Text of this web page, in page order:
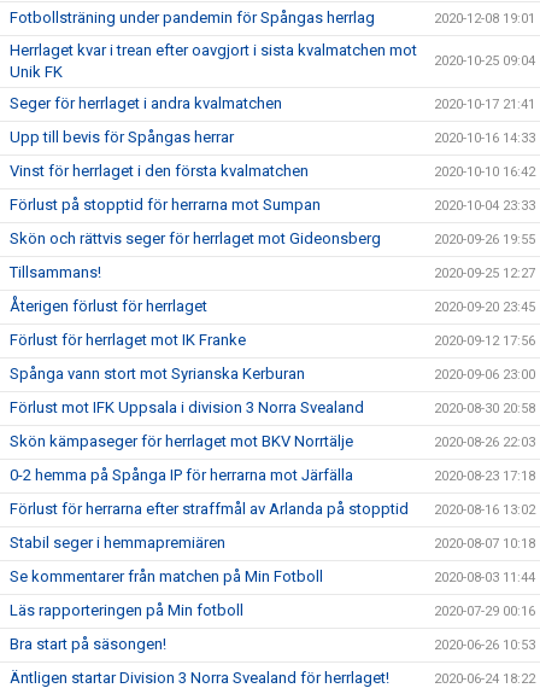
Fotbollsträning under pandemin för Spångas herrlag 2020-12-08 19:01
Herrlaget kvar i trean efter oavgjort i sista kvalmatchen mot
Unik FK
2020-10-25 09:04
Seger för herrlaget i andra kvalmatchen 2020-10-17 21:41
Upp till bevis för Spångas herrar 2020-10-16 14:33
Vinst för herrlaget i den första kvalmatchen 2020-10-10 16:42
Förlust på stopptid för herrarna mot Sumpan 2020-10-04 23:33
Skön och rättvis seger för herrlaget mot Gideonsberg 2020-09-26 19:55
Tillsammans! 2020-09-25 12:27
Återigen förlust för herrlaget 2020-09-20 23:45
Förlust för herrlaget mot IK Franke 2020-09-12 17:56
Spånga vann stort mot Syrianska Kerburan 2020-09-06 23:00
Förlust mot IFK Uppsala i division 3 Norra Svealand 2020-08-30 20:58
Skön kämpaseger för herrlaget mot BKV Norrtälje 2020-08-26 22:03
0-2 hemma på Spånga IP för herrarna mot Järfälla 2020-08-23 17:18
Förlust för herrarna efter straffmål av Arlanda på stopptid 2020-08-16 13:02
Stabil seger i hemmapremiären 2020-08-07 10:18
Se kommentarer från matchen på Min Fotboll 2020-08-03 11:44
Läs rapporteringen på Min fotboll 2020-07-29 00:16
Bra start på säsongen! 2020-06-26 10:53
Äntligen startar Division 3 Norra Svealand för herrlaget! 2020-06-24 18:22